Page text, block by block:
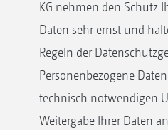
KG nehmen den Schutz
Daten sehr ernst und
Regeln der
Personenbezogene
technisch notwendigen
Weitergabe Ihrer Daten